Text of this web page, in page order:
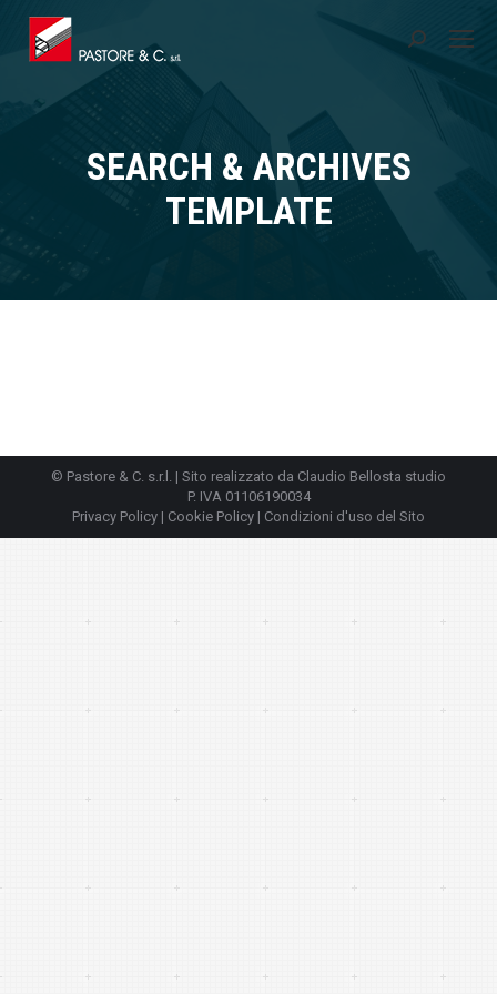
Cerca:
SEARCH & ARCHIVES
TEMPLATE
© Pastore & C. s.r.l. | Sito realizzato da Claudio Bellosta studio
P. IVA 01106190034
Privacy Policy | Cookie Policy | Condizioni d'uso del Sito